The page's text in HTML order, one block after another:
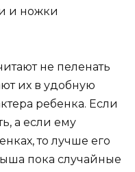
и ножки
не пеленать
их в удобную
ребенка. Если
а если ему
то лучше его
пока случайные